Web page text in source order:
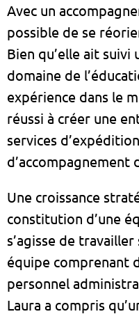
Avec un
possible de se
Bien qu’elle ait
domaine de
expérience dans le
réussi à créer une
services
d’accompagnement
Une croissance
constitution d’une
s’agisse de
équipe comprenant
personnel
Laura a compris